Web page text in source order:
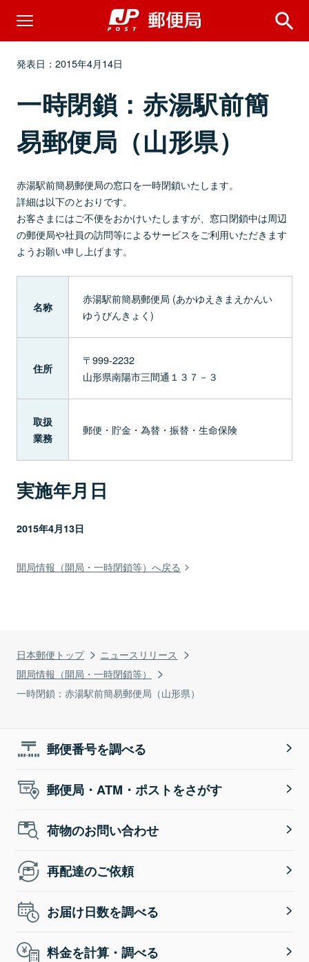
日本郵便トップ
ニュースリリース
開局情報（開局・一時閉鎖等）
一時閉鎖：赤湯駅前簡易郵便局（山形県）
発表日：2015年4月14日
一時閉鎖：赤湯駅前簡
易郵便局（山形県）
赤湯駅前簡易郵便局の窓口を一時閉鎖いたします。
詳細は以下のとおりです。
お客さまにはご不便をおかけいたしますが、窓口閉鎖中は周辺
の郵便局や社員の訪問等によるサービスをご利用いただきます
ようお願い申し上げます。
名称
赤湯駅前簡易郵便局 (あかゆえきまえかんい
ゆうびんきょく)
住所
〒999-2232
山形県南陽市三間通１３７－３
取扱
業務
郵便・貯金・為替・振替・生命保険
実施年月日
2015年4月13日
開局情報（開局・一時閉鎖等）へ戻る
郵便番号を調べる
郵便局・ATM・ポストをさがす
荷物のお問い合わせ
再配達のご依頼
お届け日数を調べる
料金を計算・調べる